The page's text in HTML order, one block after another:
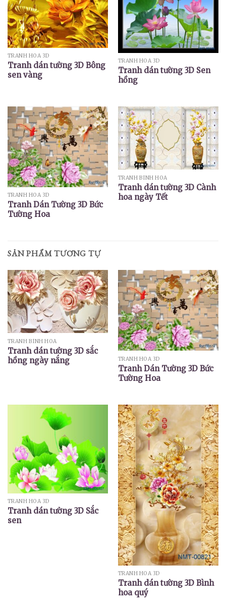
TRANH HOA 3D
Tranh dán tường 3D Bông
sen vàng
TRANH HOA 3D
Tranh dán tường 3D Sen
hồng
TRANH HOA 3D
Tranh Dán Tường 3D Bức
Tường Hoa
TRANH BÌNH HOA
Tranh dán tường 3D Cành
hoa ngày Tết
SẢN PHẨM TƯƠNG TỰ
TRANH BÌNH HOA
Tranh dán tường 3D sắc
hồng ngày nắng
TRANH HOA 3D
Tranh Dán Tường 3D Bức
Tường Hoa
TRANH HOA 3D
Tranh dán tường 3D Sắc
sen
TRANH HOA 3D
Tranh dán tường 3D Bình
hoa quý